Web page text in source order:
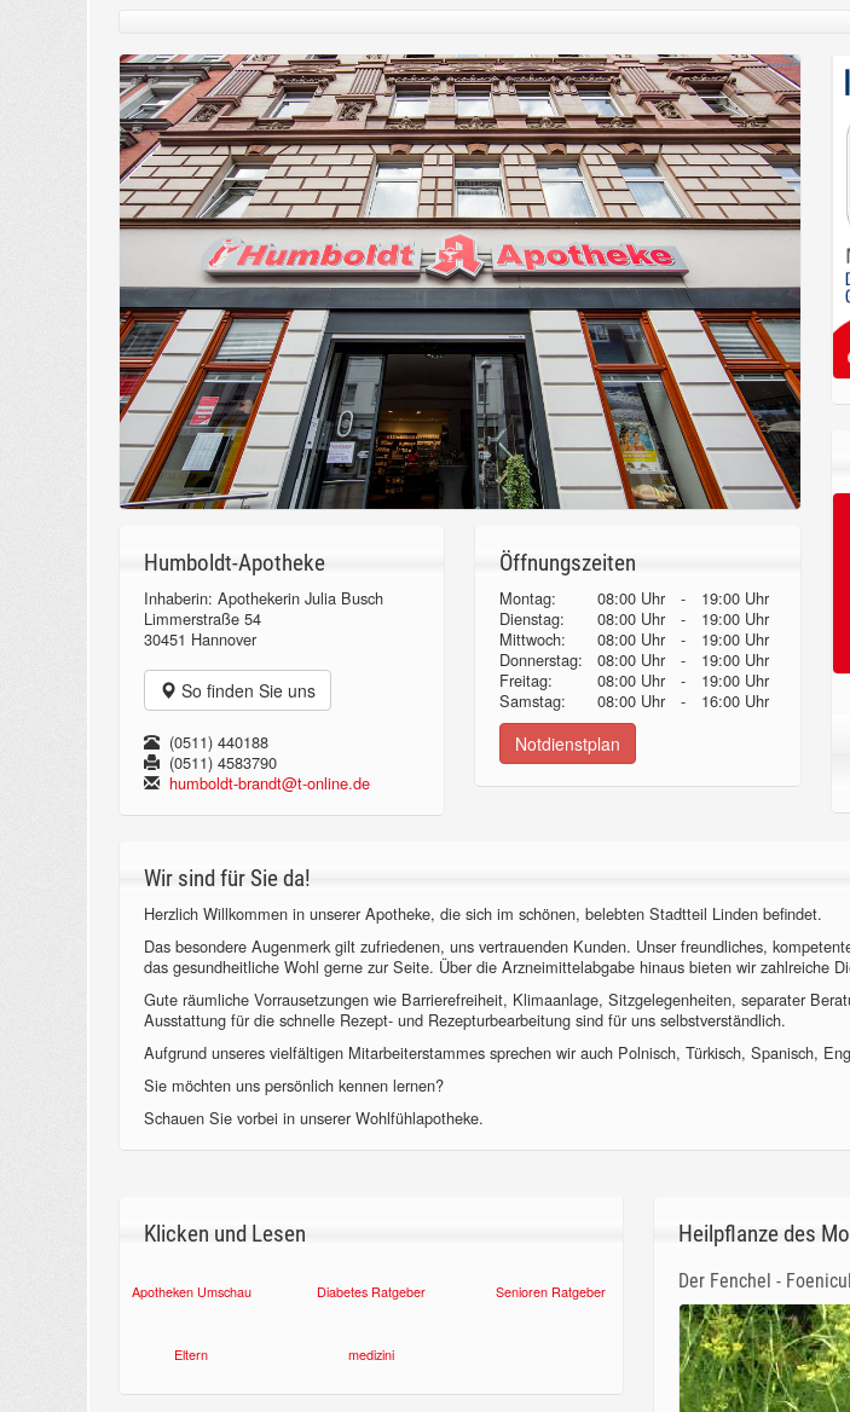
Humboldt-Apotheke
Inhaberin: Apothekerin Julia Busch
Limmerstraße 54
30451 Hannover
So finden Sie uns
(0511) 440188
(0511) 4583790
humboldt-brandt@t-online.de
Öffnungszeiten
Montag: 08:00 Uhr -
19:00 Uhr
Dienstag:
08:00 Uhr -
19:00 Uhr
Mittwoch:
08:00 Uhr -
19:00 Uhr
Donnerstag:08:00 Uhr -
19:00 Uhr
Freitag:
08:00 Uhr -
19:00 Uhr
Samstag:
08:00 Uhr - 16:00 Uhr
Notdienstplan
Wir sind für Sie da!
Herzlich Willkommen in unserer Apotheke, die sich im schönen, belebten Stadtteil Linden befindet.
Das besondere Augenmerk gilt zufriedenen, uns vertrauenden Kunden. Unser freundliches,
das gesundheitliche Wohl gerne zur Seite. Über die Arzneimittelabgabe hinaus bieten wir zahlreiche
Gute räumliche Vorrausetzungen wie Barrierefreiheit, Klimaanlage, Sitzgelegenheiten, separater
Ausstattung für die schnelle Rezept- und Rezepturbearbeitung sind für uns selbstverständlich.
Aufgrund unseres vielfältigen Mitarbeiterstammes sprechen wir auch Polnisch, Türkisch, Spanisch,
Sie möchten uns persönlich kennen lernen?
Schauen Sie vorbei in unserer Wohlfühlapotheke.
Klicken und Lesen
Apotheken Umschau Diabetes Ratgeber Senioren Ratgeber
Eltern medizini
Heilpflanze des
Der Fenchel -